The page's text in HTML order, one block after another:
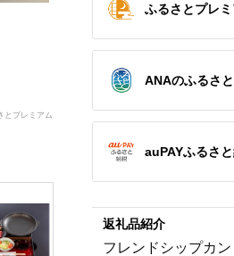
とプレミアム
ふるさとプレ
ANAのふるさ
auPAYふるさ
返礼品紹介
フレンドシップカ